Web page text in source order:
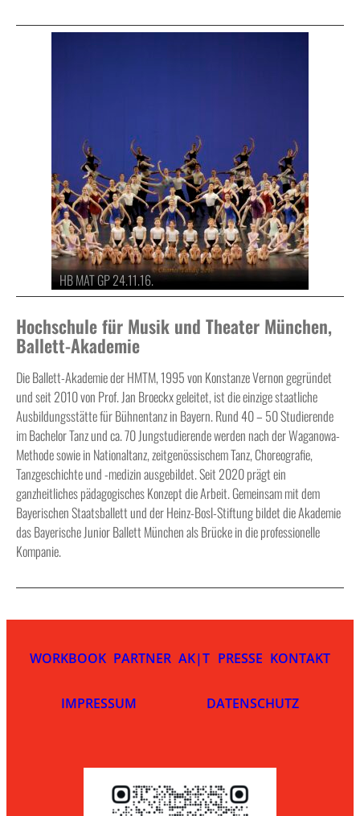
HB MAT GP 24.11.16.
Hochschule für Musik und Theater München,
Ballett-Akademie
Die Ballett-Akademie der HMTM, 1995 von Konstanze Vernon gegründet
und seit 2010 von Prof. Jan Broeckx geleitet, ist die einzige staatliche
Ausbildungsstätte für Bühnentanz in Bayern. Rund 40 – 50 Studierende
im Bachelor Tanz und ca. 70 Jungstudierende werden nach der Waganowa-
Methode sowie in Nationaltanz, zeitgenössischem Tanz, Choreografie,
Tanzgeschichte und -medizin ausgebildet. Seit 2020 prägt ein
ganzheitliches pädagogisches Konzept die Arbeit. Gemeinsam mit dem
Bayerischen Staatsballett und der Heinz-Bosl-Stiftung bildet die Akademie
das Bayerische Junior Ballett München als Brücke in die professionelle
Kompanie.
WORKBOOK PARTNER AK|T PRESSE KONTAKT
IMPRESSUM DATENSCHUTZ